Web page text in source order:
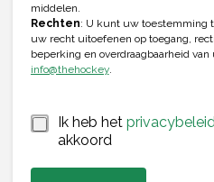
middelen.
Rechten: U kunt uw toestemming
uw recht uitoefenen op toegang,
beperking en overdraagbaarheid
info@thehockey.
* Ik heb het privacybeleid
akkoord